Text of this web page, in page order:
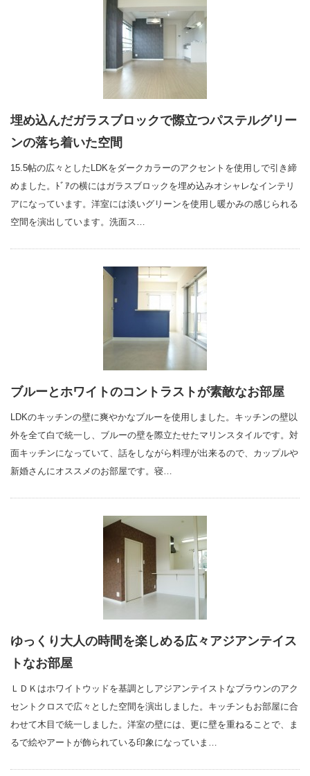
埋め込んだガラスブロックで際立つパステルグリー
ンの落ち着いた空間
15.5帖の広々としたLDKをダークカラーのアクセントを使用しで引き締
めました。ﾄﾞｱの横にはガラスブロックを埋め込みオシャレなインテリ
アになっています。洋室には淡いグリーンを使用し暖かみの感じられる
空間を演出しています。洗面ス…
ブルーとホワイトのコントラストが素敵なお部屋
LDKのキッチンの壁に爽やかなブルーを使用しました。キッチンの壁以
外を全て白で統一し、ブルーの壁を際立たせたマリンスタイルです。対
面キッチンになっていて、話をしながら料理が出来るので、カップルや
新婚さんにオススメのお部屋です。寝…
ゆっくり大人の時間を楽しめる広々アジアンテイス
トなお部屋
ＬＤＫはホワイトウッドを基調としアジアンテイストなブラウンのアク
セントクロスで広々とした空間を演出しました。キッチンもお部屋に合
わせて木目で統一しました。洋室の壁には、更に壁を重ねることで、ま
るで絵やアートが飾られている印象になっていま…